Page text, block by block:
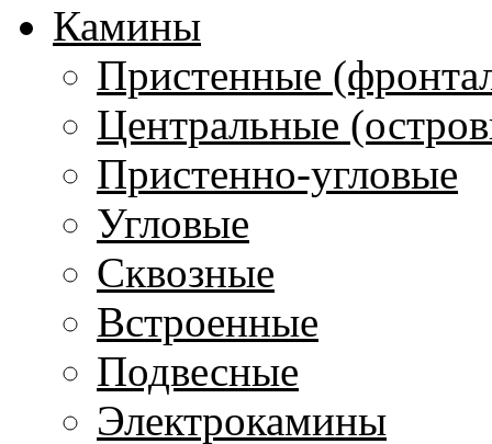
Камины
Пристенные
Центральные
Пристенно-угловые
Угловые
Сквозные
Встроенные
Подвесные
Электрокамины